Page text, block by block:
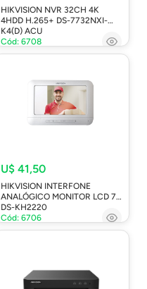
HIKVISION NVR 32CH 4K
4HDD H.265+ DS-7732NXI-
K4(D) ACU
Cód: 6708
U$ 41,50
HIKVISION INTERFONE
ANALÓGICO MONITOR LCD 7"
DS-KH2220
Cód: 6706